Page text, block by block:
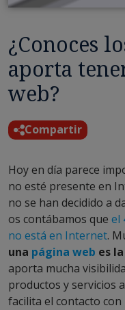
¿Conoces
aporta
web?
Compartir
Hoy en día parece
no esté presente en
no se han decidido a
os contábamos que el
no está en Internet.
una página web es
aporta mucha
productos y servicios
facilita el contacto con